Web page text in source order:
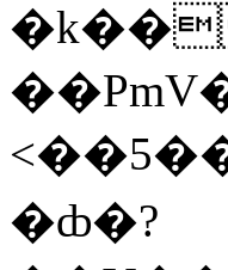
�k��
�ȸ�?